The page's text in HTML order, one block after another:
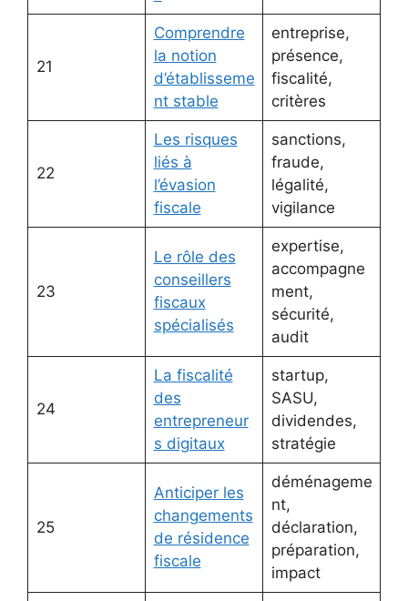
21
Comprendre
la notion
d’établisseme
nt stable
entreprise,
présence,
fiscalité,
critères
22
Les risques
liés à
l’évasion
fiscale
sanctions,
fraude,
légalité,
vigilance
23
Le rôle des
conseillers
fiscaux
spécialisés
expertise,
accompagne
ment,
sécurité,
audit
24
La fiscalité
des
entrepreneur
s digitaux
startup,
SASU,
dividendes,
stratégie
25
Anticiper les
changements
de résidence
fiscale
déménageme
nt,
déclaration,
préparation,
impact